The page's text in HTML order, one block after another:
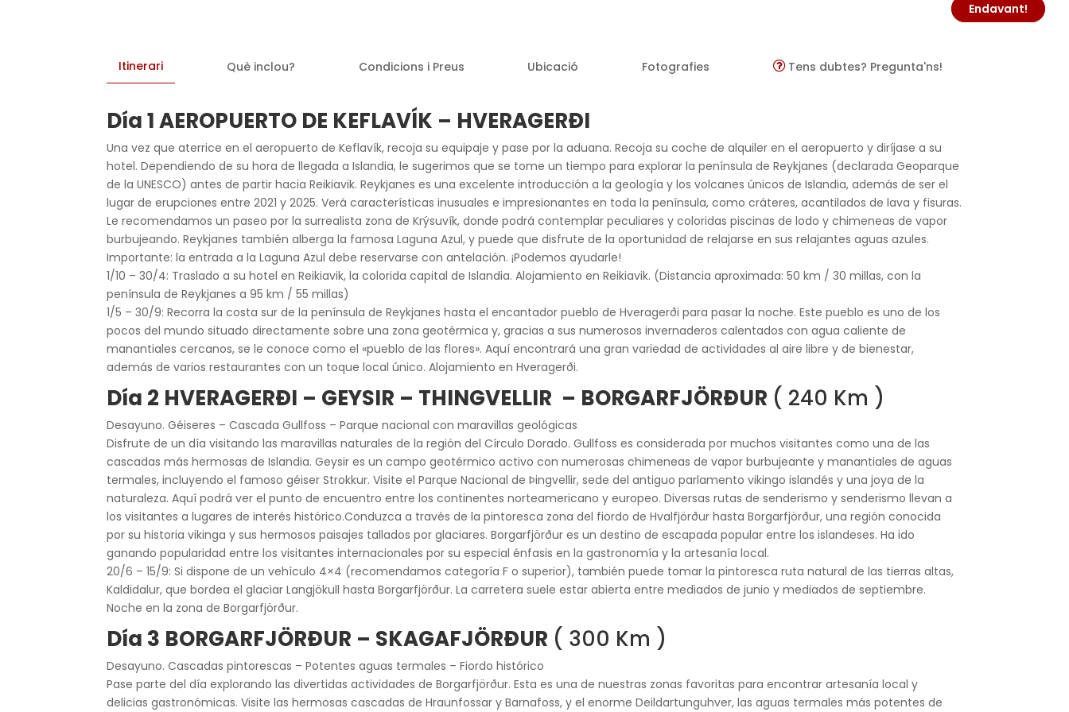
Endavant!
Itinerari Què inclou? Condicions i Preus Ubicació Fotografies Tens dubtes? Pregunta'ns!
Día 1 AEROPUERTO DE KEFLAVÍK – HVERAGERÐI
Una vez que aterrice en el aeropuerto de Keflavík, recoja su equipaje y pase por la aduana. Recoja su coche de alquiler en el aeropuerto y diríjase a su
hotel. Dependiendo de su hora de llegada a Islandia, le sugerimos que se tome un tiempo para explorar la península de Reykjanes (declarada Geoparque
de la UNESCO) antes de partir hacia Reikiavik. Reykjanes es una excelente introducción a la geología y los volcanes únicos de Islandia, además de ser el
lugar de erupciones entre 2021 y 2025. Verá características inusuales e impresionantes en toda la península, como cráteres, acantilados de lava y fisuras.
Le recomendamos un paseo por la surrealista zona de Krýsuvík, donde podrá contemplar peculiares y coloridas piscinas de lodo y chimeneas de vapor
burbujeando. Reykjanes también alberga la famosa Laguna Azul, y puede que disfrute de la oportunidad de relajarse en sus relajantes aguas azules.
Importante: la entrada a la Laguna Azul debe reservarse con antelación. ¡Podemos ayudarle!
1/10 – 30/4: Traslado a su hotel en Reikiavik, la colorida capital de Islandia. Alojamiento en Reikiavik. (Distancia aproximada: 50 km / 30 millas, con la
península de Reykjanes a 95 km / 55 millas)
1/5 – 30/9: Recorra la costa sur de la península de Reykjanes hasta el encantador pueblo de Hveragerði para pasar la noche. Este pueblo es uno de los
pocos del mundo situado directamente sobre una zona geotérmica y, gracias a sus numerosos invernaderos calentados con agua caliente de
manantiales cercanos, se le conoce como el «pueblo de las flores». Aquí encontrará una gran variedad de actividades al aire libre y de bienestar,
además de varios restaurantes con un toque local único. Alojamiento en Hveragerði.
Día 2 HVERAGERÐI – GEYSIR – THINGVELLIR – BORGARFJÖRÐUR ( 240 Km )
Desayuno. Géiseres – Cascada Gullfoss – Parque nacional con maravillas geológicas
Disfrute de un día visitando las maravillas naturales de la región del Círculo Dorado. Gullfoss es considerada por muchos visitantes como una de las
cascadas más hermosas de Islandia. Geysir es un campo geotérmico activo con numerosas chimeneas de vapor burbujeante y manantiales de aguas
termales, incluyendo el famoso géiser Strokkur. Visite el Parque Nacional de Þingvellir, sede del antiguo parlamento vikingo islandés y una joya de la
naturaleza. Aquí podrá ver el punto de encuentro entre los continentes norteamericano y europeo. Diversas rutas de senderismo y senderismo llevan a
los visitantes a lugares de interés histórico.Conduzca a través de la pintoresca zona del fiordo de Hvalfjörður hasta Borgarfjörður, una región conocida
por su historia vikinga y sus hermosos paisajes tallados por glaciares. Borgarfjörður es un destino de escapada popular entre los islandeses. Ha ido
ganando popularidad entre los visitantes internacionales por su especial énfasis en la gastronomía y la artesanía local.
20/6 – 15/9: Si dispone de un vehículo 4×4 (recomendamos categoría F o superior), también puede tomar la pintoresca ruta natural de las tierras altas,
Kaldidalur, que bordea el glaciar Langjökull hasta Borgarfjörður. La carretera suele estar abierta entre mediados de junio y mediados de septiembre.
Noche en la zona de Borgarfjörður.
Día 3 BORGARFJÖRÐUR – SKAGAFJÖRÐUR ( 300 Km )
Desayuno. Cascadas pintorescas – Potentes aguas termales – Fiordo histórico
Pase parte del día explorando las divertidas actividades de Borgarfjörður. Esta es una de nuestras zonas favoritas para encontrar artesanía local y
delicias gastronómicas. Visite las hermosas cascadas de Hraunfossar y Barnafoss, y el enorme Deildartunguhver, las aguas termales más potentes de